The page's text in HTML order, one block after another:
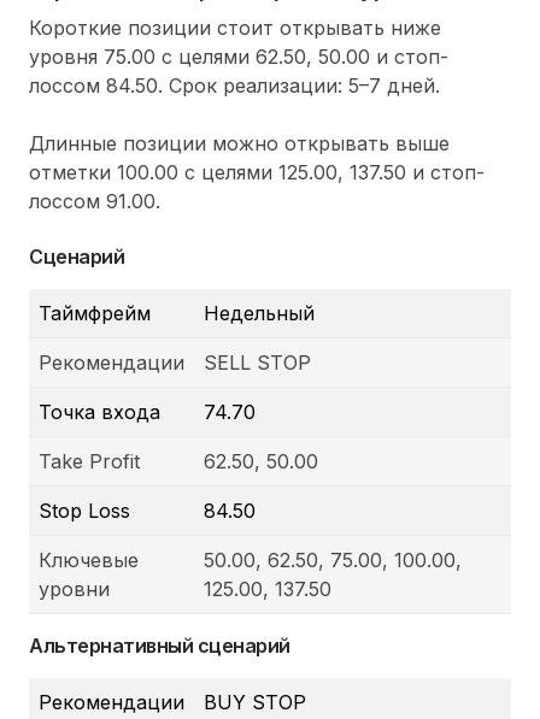
Короткие позиции стоит открывать ниже
уровня 75.00 с целями 62.50, 50.00 и стоп-
лоссом 84.50. Срок реализации: 5–7 дней.
Длинные позиции можно открывать выше
отметки 100.00 с целями 125.00, 137.50 и стоп-
лоссом 91.00.
Сценарий
Таймфрейм Недельный
Рекомендации SELL STOP
Точка входа 74.70
Take Profit 62.50, 50.00
Stop Loss 84.50
Ключевые
уровни
50.00, 62.50, 75.00, 100.00,
125.00, 137.50
Альтернативный сценарий
Рекомендации BUY STOP